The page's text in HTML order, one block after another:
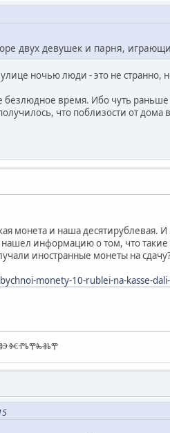
двух девушек и парня,
ночью люди - это не странно,
безлюдное время. Ибо чуть
что поблизости от
монета и наша десятирублевая.
информацию о том, что
иностранные монеты на
monety-10-rublei-na-kasse-